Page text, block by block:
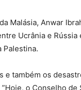
Malásia, Anwar
Ucrânia e
Palestina.
e também os
o Conselho de